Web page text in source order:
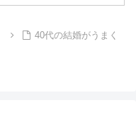
40代の結婚がうまく